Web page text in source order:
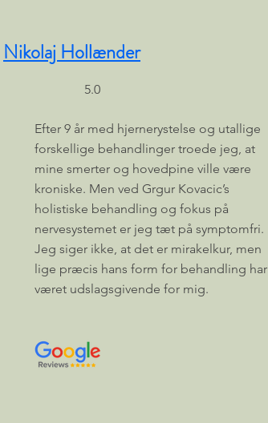
Nikolaj Hollænder
5.0
Efter 9 år med hjernerystelse og utallige
forskellige behandlinger troede jeg, at
mine smerter og hovedpine ville være
kroniske. Men ved Grgur Kovacic’s
holistiske behandling og fokus på
nervesystemet er jeg tæt på symptomfri.
Jeg siger ikke, at det er mirakelkur, men
lige præcis hans form for behandling har
været udslagsgivende for mig.